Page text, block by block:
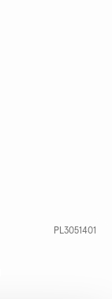
PL3051401